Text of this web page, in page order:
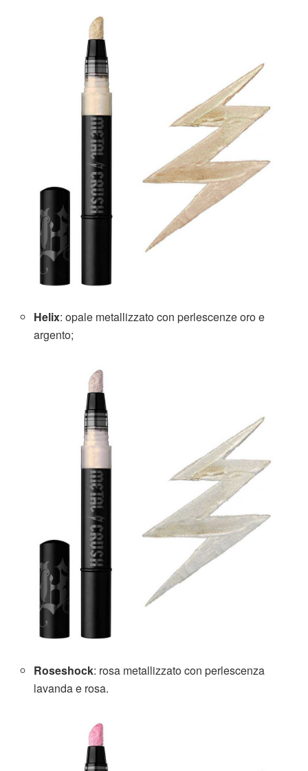
Helix: opale metallizzato con perlescenze oro e
argento;
Roseshock: rosa metallizzato con perlescenza
lavanda e rosa.